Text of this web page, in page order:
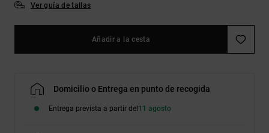
Ver guía de tallas
Añadir a la cesta
Domicilio o Entrega en punto de recogida
Entrega prevista a partir del11 agosto